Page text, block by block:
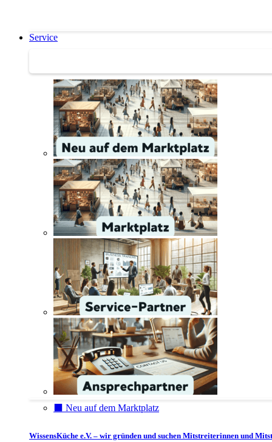
Service
⬛️ Neu auf dem Marktplatz
WissensKüche e.V. – wir gründen und suchen Mitstreiterinnen und